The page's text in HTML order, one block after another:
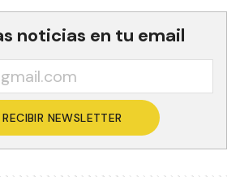
noticias en tu email
RECIBIR NEWSLETTER